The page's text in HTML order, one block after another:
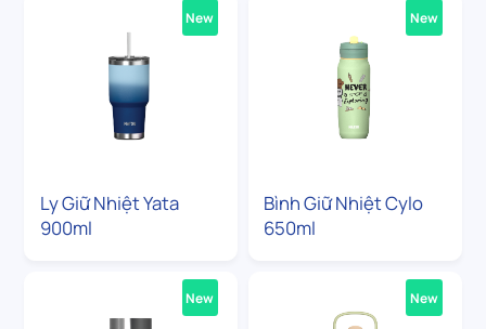
Ly Giữ Nhiệt Yata
900ml
New
Bình Giữ Nhiệt Cylo
650ml
New
New New